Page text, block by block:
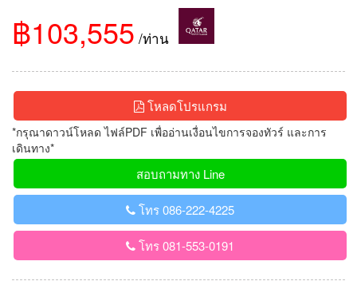
฿103,555 /ท่าน
โหลดโปรแกรม
*กรุณาดาวน์โหลด ไฟล์PDF เพื่ออ่านเงื่อนไขการจองทัวร์ และการ
เดินทาง*
สอบถามทาง Line
โทร 086-222-4225
โทร 081-553-0191